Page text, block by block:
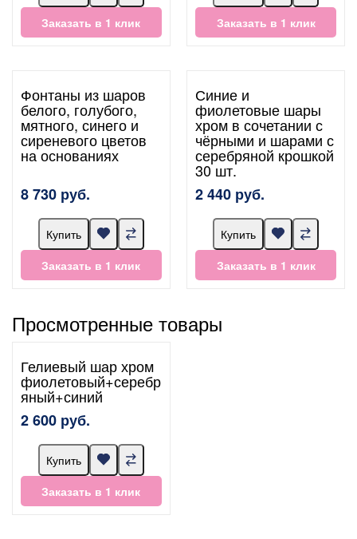
Заказать в 1 клик
Заказать в 1 клик
Фонтаны из шаров
белого, голубого,
мятного, синего и
сиреневого цветов
на основаниях
8 730 руб.
Купить
Заказать в 1 клик
Синие и
фиолетовые шары
хром в сочетании с
чёрными и шарами с
серебряной крошкой
30 шт.
2 440 руб.
Купить
Заказать в 1 клик
Просмотренные товары
Гелиевый шар хром
фиолетовый+серебр
яный+синий
2 600 руб.
Купить
Заказать в 1 клик